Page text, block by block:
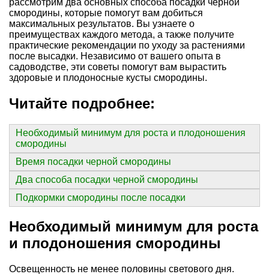
смородины, которые помогут вам добиться
максимальных результатов. Вы узнаете о
преимуществах каждого метода, а также получите
практические рекомендации по уходу за растениями
после высадки. Независимо от вашего опыта в
садоводстве, эти советы помогут вам вырастить
здоровые и плодоносные кусты смородины.
Читайте подробнее:
Необходимый минимум для роста и плодоношения
смородины
Время посадки черной смородины
Два способа посадки черной смородины
Подкормки смородины после посадки
Необходимый минимум для роста
и плодоношения смородины
Освещенность не менее половины светового дня.